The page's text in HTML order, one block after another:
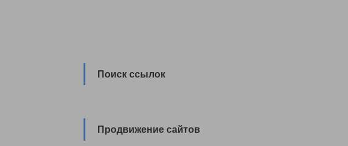
Поиск ссылок
Продвижение сайтов